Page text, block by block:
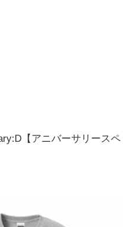
【アニバーサリースペ